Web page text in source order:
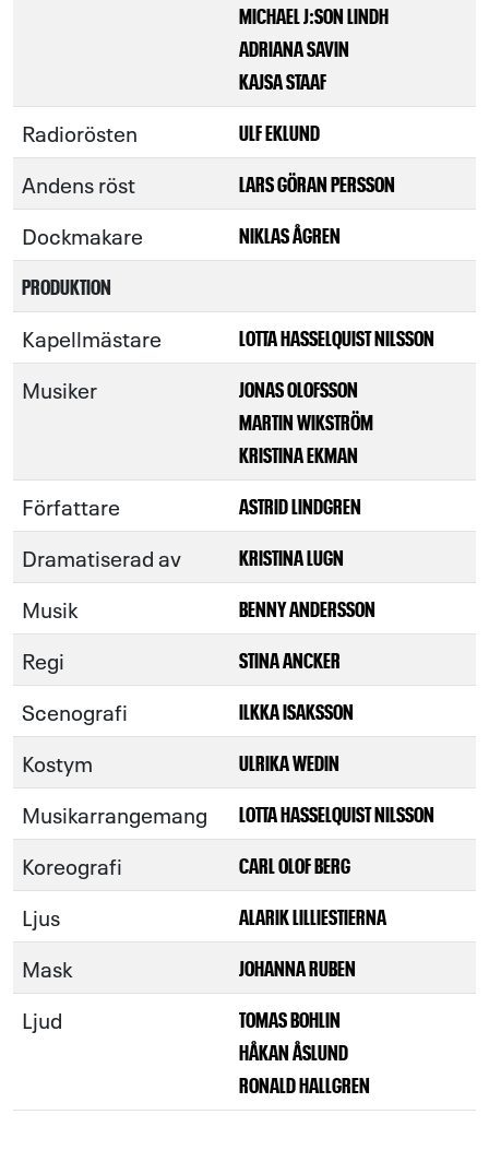
MICHAEL J:SON LINDH
ADRIANA SAVIN
KAJSA STAAF
Radiorösten ULF EKLUND
Andens röst LARS GÖRAN PERSSON
Dockmakare
NIKLAS ÅGREN
PRODUKTION
Kapellmästare LOTTA HASSELQUIST NILSSON
Musiker
JONAS OLOFSSON
MARTIN WIKSTRÖM
KRISTINA EKMAN
Författare ASTRID LINDGREN
Dramatiserad av KRISTINA LUGN
Musik BENNY ANDERSSON
Regi STINA ANCKER
Scenografi ILKKA ISAKSSON
Kostym ULRIKA WEDIN
Musikarrangemang LOTTA HASSELQUIST NILSSON
Koreografi CARL OLOF BERG
Ljus ALARIK LILLIESTIERNA
Mask JOHANNA RUBEN
Ljud
TOMAS BOHLIN
HÅKAN ÅSLUND
RONALD HALLGREN